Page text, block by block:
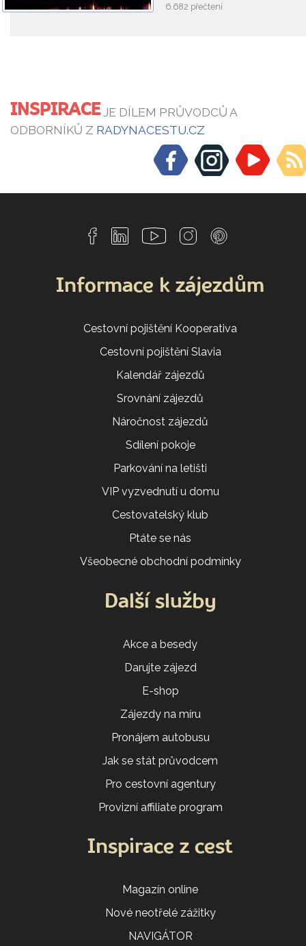
6.682 přečtení
INSPIRACEJE DÍLEM PRŮVODCŮ A
ODBORNÍKŮ Z RADYNACESTU.CZ
Informace k zájezdům
Cestovní pojištění Kooperativa
Cestovní pojištění Slavia
Kalendář zájezdů
Srovnání zájezdů
Náročnost zájezdů
Sdílení pokoje
Parkování na letišti
VIP vyzvednutí u domu
Cestovatelský klub
Ptáte se nás
Všeobecné obchodní podmínky
Další služby
Akce a besedy
Darujte zájezd
E-shop
Zájezdy na míru
Pronájem autobusu
Jak se stát průvodcem
Pro cestovní agentury
Provizní affiliate program
Inspirace z cest
Magazín online
Nové neotřelé zážitky
NAVIGÁTOR